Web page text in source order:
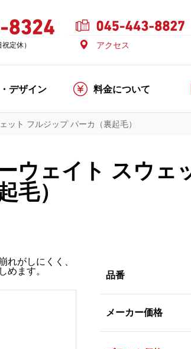
定休） アクセス
デザイン 料金について
ット フルジップ パーカ（裏起毛）
ウェイト スウェ
毛）
れがしにくく、
めます。
品番
メーカー価格